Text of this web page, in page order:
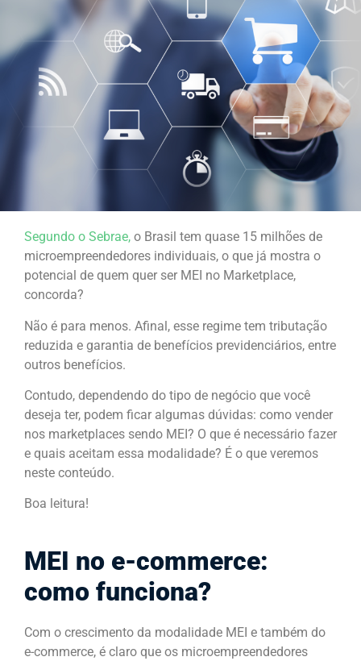
Segundo o Sebrae, o Brasil tem quase 15 milhões de
microempreendedores individuais, o que já mostra o
potencial de quem quer ser MEI no Marketplace,
concorda?
Não é para menos. Afinal, esse regime tem tributação
reduzida e garantia de benefícios previdenciários, entre
outros benefícios.
Contudo, dependendo do tipo de negócio que você
deseja ter, podem ficar algumas dúvidas: como vender
nos marketplaces sendo MEI? O que é necessário fazer
e quais aceitam essa modalidade? É o que veremos
neste conteúdo.
Boa leitura!
MEI no e-commerce:
como funciona?
Com o crescimento da modalidade MEI e também do
e-commerce, é claro que os microempreendedores